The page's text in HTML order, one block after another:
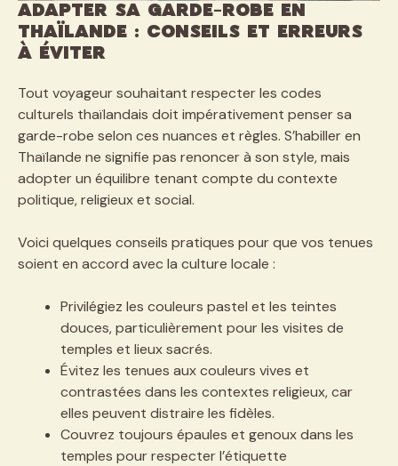
Adapter sa garde-robe en
Thaïlande : conseils et erreurs
à éviter
Tout voyageur souhaitant respecter les codes
culturels thaïlandais doit impérativement penser sa
garde-robe selon ces nuances et règles. S’habiller en
Thaïlande ne signifie pas renoncer à son style, mais
adopter un équilibre tenant compte du contexte
politique, religieux et social.
Voici quelques conseils pratiques pour que vos tenues
soient en accord avec la culture locale :
Privilégiez les couleurs pastel et les teintes
douces, particulièrement pour les visites de
temples et lieux sacrés.
Évitez les tenues aux couleurs vives et
contrastées dans les contextes religieux, car
elles peuvent distraire les fidèles.
Couvrez toujours épaules et genoux dans les
temples pour respecter l’étiquette